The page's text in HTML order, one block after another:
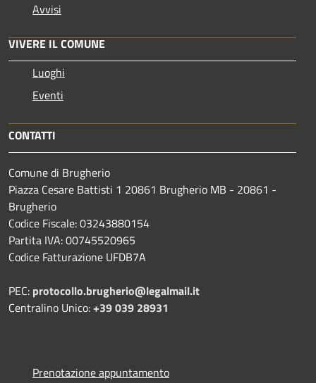
Avvisi
VIVERE IL COMUNE
Luoghi
Eventi
CONTATTI
Comune di Brugherio
Piazza Cesare Battisti 1 20861 Brugherio MB - 20861 -
Brugherio
Codice Fiscale: 03243880154
Partita IVA: 00745520965
Codice Fatturazione UFDB7A
PEC: protocollo.brugherio@legalmail.it
Centralino Unico:+39 039 28931
Prenotazione appuntamento